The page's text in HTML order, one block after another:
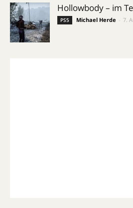
Hollowbody – im
PS5 Michael Herde 7.